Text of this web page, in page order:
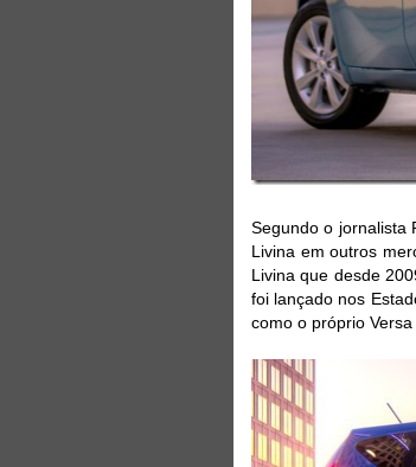
Segundo o jornalista
Livina em outros
Livina que desde
foi lançado nos
como o próprio